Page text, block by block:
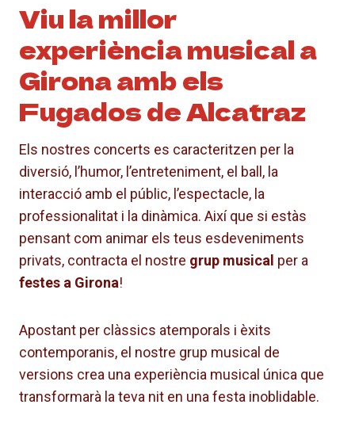
Viu la millor
experiència musical a
Girona amb els
Fugados de Alcatraz
Els nostres concerts es caracteritzen per la
diversió, l’humor, l’entreteniment, el ball, la
interacció amb el públic, l’espectacle, la
professionalitat i la dinàmica. Així que si estàs
pensant com animar els teus esdeveniments
privats, contracta el nostre grup musical per a
festes a Girona!
Apostant per clàssics atemporals i èxits
contemporanis, el nostre grup musical de
versions crea una experiència musical única que
transformarà la teva nit en una festa inoblidable.